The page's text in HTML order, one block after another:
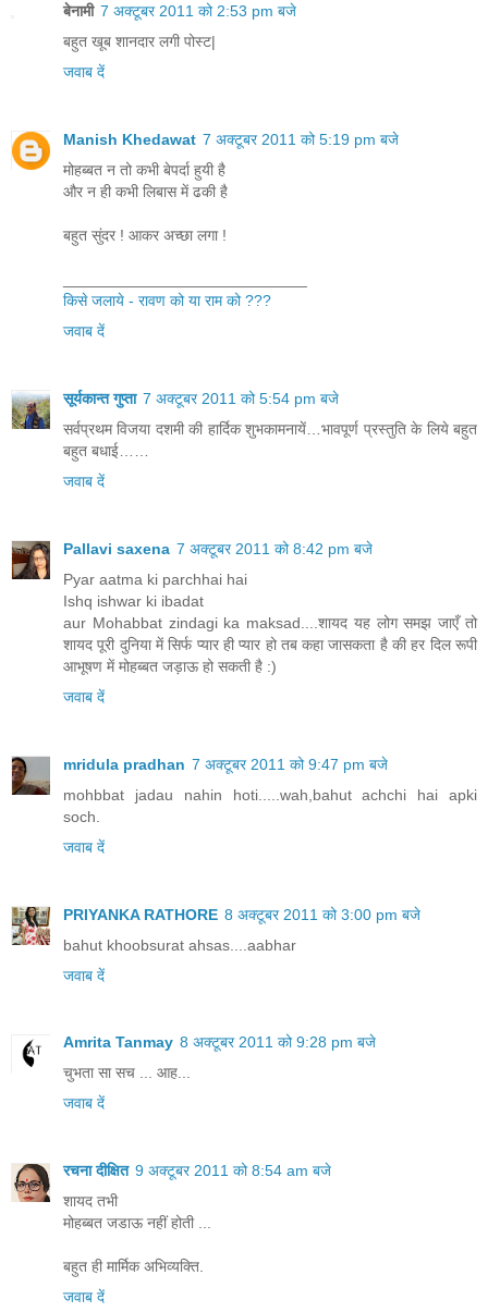
बेनामी 7 अक्टूबर 2011 को 2:53 pm बजे
बहुत खूब शानदार लगी पोस्ट|
जवाब दें
Manish Khedawat 7 अक्टूबर 2011 को 5:19 pm बजे
मोहब्बत न तो कभी बेपर्दा हुयी है
और न ही कभी लिबास में ढकी है
बहुत सुंदर ! आकर अच्छा लगा !
किसे जलाये - रावण को या राम को ???
जवाब दें
सूर्यकान्त गुप्ता 7 अक्टूबर 2011 को 5:54 pm बजे
सर्वप्रथम विजया दशमी की हार्दिक शुभकामनायें…भावपूर्ण प्रस्तुति के लिये बहुत
बहुत बधाई……
जवाब दें
Pallavi saxena 7 अक्टूबर 2011 को 8:42 pm बजे
Pyar aatma ki parchhai hai
Ishq ishwar ki ibadat
aur Mohabbat zindagi ka maksad....शायद यह लोग समझ जाएँ तो
शायद पूरी दुनिया में सिर्फ प्यार ही प्यार हो तब कहा जासकता है की हर दिल रूपी
आभूषण में मोहब्बत जड़ाऊ हो सकती है :)
जवाब दें
mridula pradhan 7 अक्टूबर 2011 को 9:47 pm बजे
mohbbat jadau nahin hoti.....wah,bahut achchi hai apki
soch.
जवाब दें
PRIYANKA RATHORE 8 अक्टूबर 2011 को 3:00 pm बजे
bahut khoobsurat ahsas....aabhar
जवाब दें
Amrita Tanmay 8 अक्टूबर 2011 को 9:28 pm बजे
चुभता सा सच ... आह...
जवाब दें
रचना दीक्षित 9 अक्टूबर 2011 को 8:54 am बजे
शायद तभी
मोहब्बत जडाऊ नहीं होती ...
बहुत ही मार्मिक अभिव्यक्ति.
जवाब दें